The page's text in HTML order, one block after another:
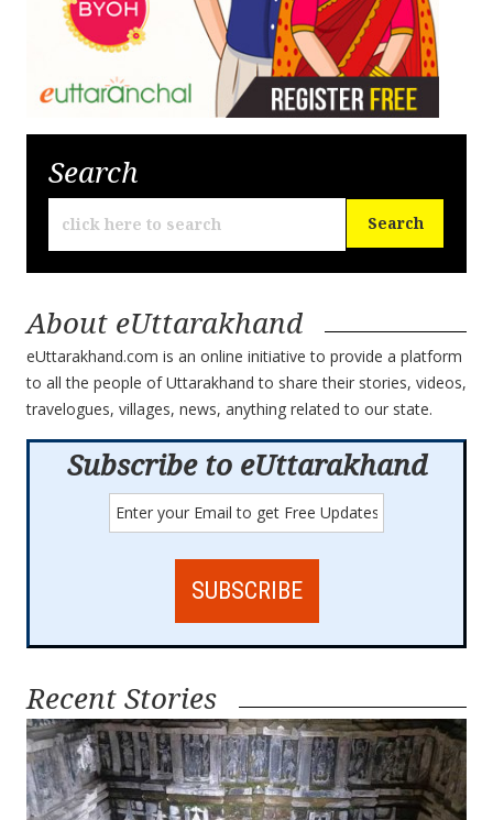
Search
About eUttarakhand
eUttarakhand.com is an online initiative to provide a platform
to all the people of Uttarakhand to share their stories, videos,
travelogues, villages, news, anything related to our state.
Subscribe to eUttarakhand
Recent Stories